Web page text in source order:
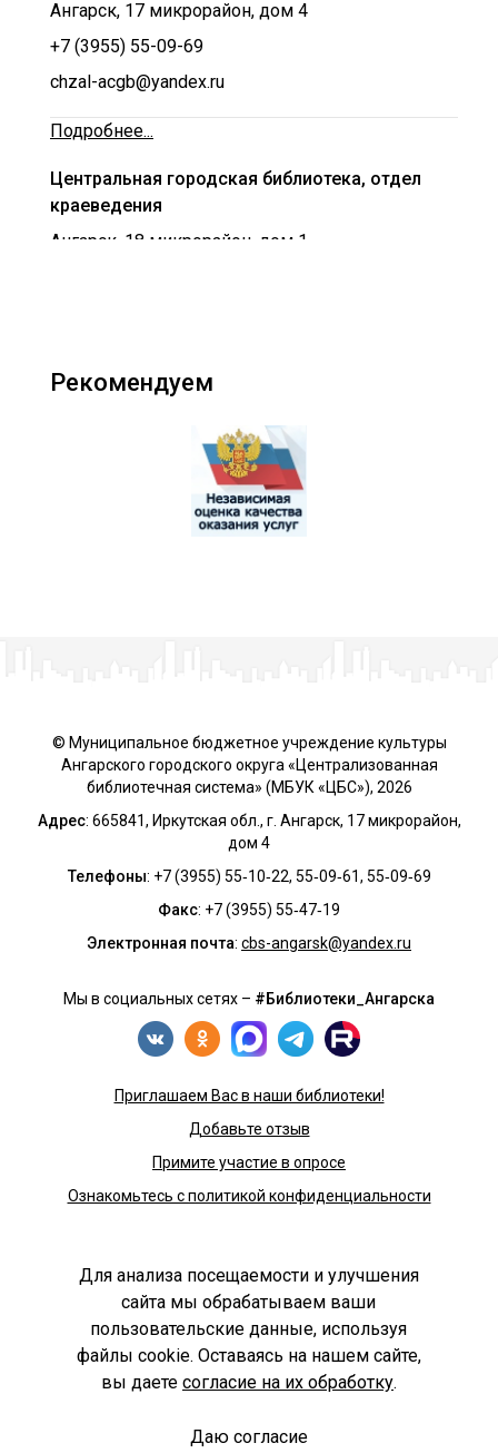
Ангарск, 17 микрорайон, дом 4
+7 (3955) 55-09-69
chzal-acgb@yandex.ru
Подробнее...
Центральная городская библиотека, отдел
краеведения
Ангарск, 18 микрорайон, дом 1
Ангарск, 18 микрорайон, дом 1
+7 (3955) 65-25-42
+7 (3955) 52-30-58
gaidarovka@yandex.ru
Подробнее...
Библиотека №1 им. В. Алексеева
Ангарск, 206 квартал, дом 3
+7 (3955) 54-50-80
Подробнее...
Ангарск, микрорайон Цементный, ул. Лесная,
дом 11, МЦ «Скрепка»
+7 (3955) 95-77-17
cbs.fil.2@mail.ru
Библиотека №3 им. Л. Беспрозванного
Ангарск, 63 квартал, дом 3
+7 (3955) 52-27-14
Рекомендуем
© Муниципальное бюджетное учреждение культуры
Ангарского городского округа «Централизованная
библиотечная система» (МБУК «ЦБС»), 2026
Адрес: 665841, Иркутская обл., г. Ангарск, 17 микрорайон,
дом 4
Телефоны: +7 (3955) 55‑10‑22, 55‑09‑61, 55‑09‑69
Факс: +7 (3955) 55‑47‑19
Электронная почта: cbs-angarsk@yandex.ru
Мы в социальных сетях – #Библиотеки_Ангарска
Приглашаем Вас в наши библиотеки!
Добавьте отзыв
Примите участие в опросе
Ознакомьтесь с политикой конфиденциальности
Комитет по культуре и молодежной политике АГО
Разработка сайта:
Для анализа посещаемости и улучшения
сайта мы обрабатываем ваши
пользовательские данные, используя
файлы cookie. Оставаясь на нашем сайте,
вы даете согласие на их обработку.
Даю согласие